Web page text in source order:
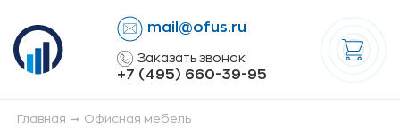
mail@ofus.ru
Заказать звонок
+7 (495) 660-39-95
Главная
Офисная мебель